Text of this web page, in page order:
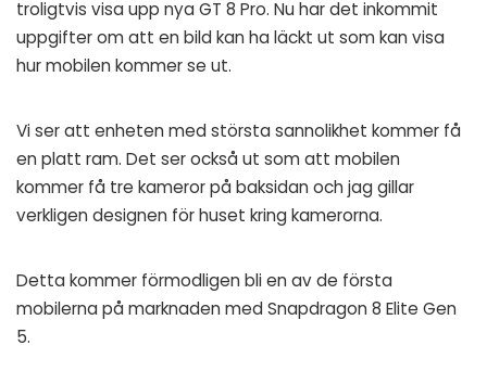
troligtvis visa upp nya GT 8 Pro. Nu har det inkommit
uppgifter om att en bild kan ha läckt ut som kan visa
hur mobilen kommer se ut.
Vi ser att enheten med största sannolikhet kommer få
en platt ram. Det ser också ut som att mobilen
kommer få tre kameror på baksidan och jag gillar
verkligen designen för huset kring kamerorna.
Detta kommer förmodligen bli en av de första
mobilerna på marknaden med Snapdragon 8 Elite Gen
5.